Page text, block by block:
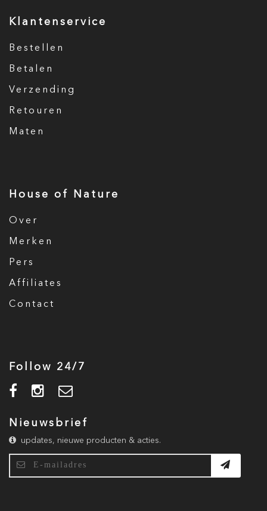
Klantenservice
Bestellen
Betalen
Verzending
Retouren
Maten
House of Nature
Over
Merken
Pers
Affiliates
Contact
Follow 24/7
Nieuwsbrief
updates, nieuwe producten & acties.